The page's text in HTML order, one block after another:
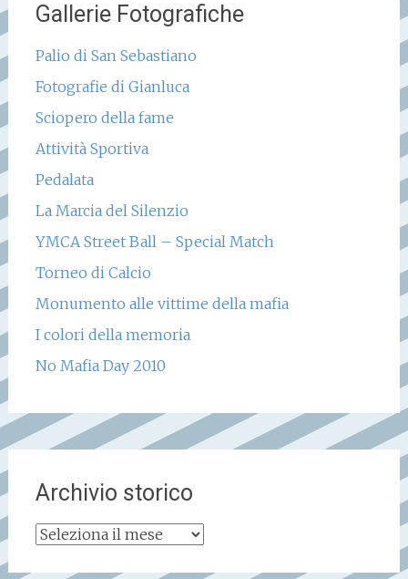
Gallerie Fotografiche
Palio di San Sebastiano
Fotografie di Gianluca
Sciopero della fame
Attività Sportiva
Pedalata
La Marcia del Silenzio
YMCA Street Ball – Special Match
Torneo di Calcio
Monumento alle vittime della mafia
I colori della memoria
No Mafia Day 2010
Archivio storico
Archivio